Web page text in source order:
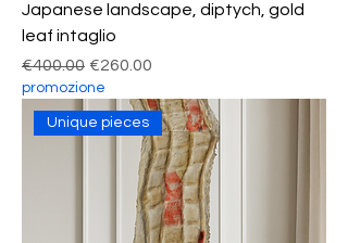
Japanese landscape, diptych, gold
leaf intaglio
Regular Price
€400.00 Sale Price
€260.00
promozione
Unique pieces